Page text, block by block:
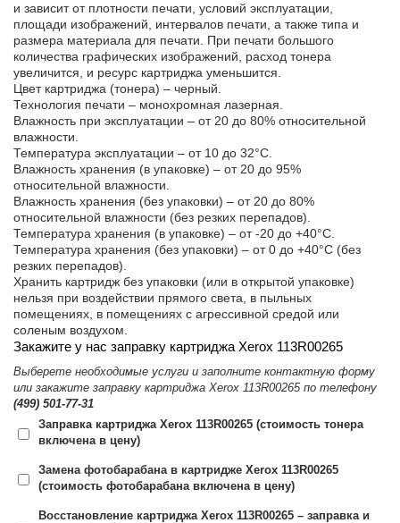
и зависит от плотности печати, условий эксплуатации,
площади изображений, интервалов печати, а также типа и
размера материала для печати. При печати большого
количества графических изображений, расход тонера
увеличится, и ресурс картриджа уменьшится.
Цвет картриджа (тонера) – черный.
Технология печати – монохромная лазерная.
Влажность при эксплуатации – от 20 до 80% относительной
влажности.
Температура эксплуатации – от 10 до 32°С.
Влажность хранения (в упаковке) – от 20 до 95%
относительной влажности.
Влажность хранения (без упаковки) – от 20 до 80%
относительной влажности (без резких перепадов).
Температура хранения (в упаковке) – от -20 до +40°C.
Температура хранения (без упаковки) – от 0 до +40°C (без
резких перепадов).
Хранить картридж без упаковки (или в открытой упаковке)
нельзя при воздействии прямого света, в пыльных
помещениях, в помещениях с агрессивной средой или
соленым воздухом.
Закажите у нас заправку картриджа Xerox 113R00265
Выберете необходимые услуги и заполните контактную форму
или закажите заправку картриджа Xerox 113R00265 по телефону
(499) 501-77-31
Заправка картриджа Xerox 113R00265 (стоимость тонера
включена в цену)
Замена фотобарабана в картридже Xerox 113R00265
(стоимость фотобарабана включена в цену)
Восстановление картриджа Xerox 113R00265 – заправка и